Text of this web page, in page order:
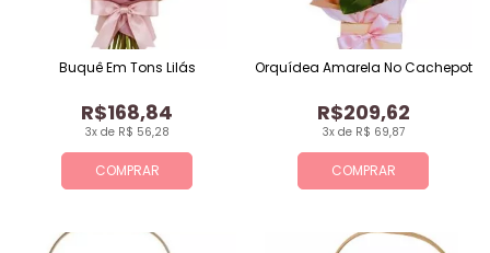
COMPRAR
3x de R$ 56,28
R$168,84
Buquê Em Tons Lilás
COMPRAR
3x de R$ 69,87
R$209,62
Orquídea Amarela No Cachepot